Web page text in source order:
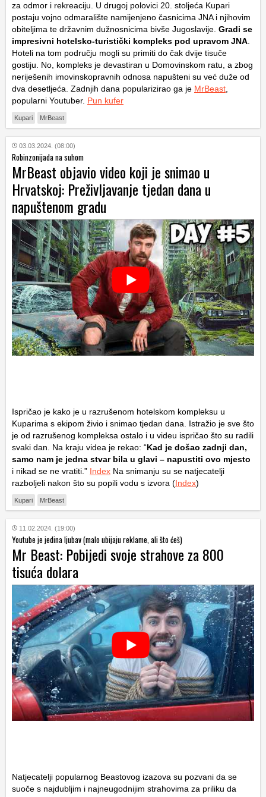
za odmor i rekreaciju. U drugoj polovici 20. stoljeća Kupari
postaju vojno odmaralište namijenjeno časnicima JNA i njihovim
obiteljima te državnim dužnosnicima bivše Jugoslavije. Gradi se
impresivni hotelsko-turistički kompleks pod upravom JNA
Hoteli na tom području mogli su primiti do čak dvije tisuče
gostiju. No, kompleks je devastiran u Domovinskom ratu, a zbog
neriješenih imovinskopravnih odnosa napušteni su već duže od
dva desetljeća. Zadnjih dana popularizirao ga je MrBeast
popularni Youtuber. Pun kufer
Kupari MrBeast
03.03.2024. (08:00)
Robinzonijada na suhom
MrBeast objavio video koji je snimao u
Hrvatskoj: Preživljavanje tjedan dana u
napuštenom gradu
Ispričao je kako je u razrušenom hotelskom kompleksu u
Kuparima s ekipom živio i snimao tjedan dana. Istražio je sve što
je od razrušenog kompleksa ostalo i u videu ispričao što su radili
svaki dan. Na kraju videa je rekao: “Kad je došao zadnji dan,
samo nam je jedna stvar bila u glavi – napustiti ovo mjesto
i nikad se ne vratiti.” Index Na snimanju su se natjecatelji
razboljeli nakon što su popili vodu s izvora (Index)
Kupari MrBeast
11.02.2024. (19:00)
Youtube je jedina ljubav (malo ubijaju reklame, ali što ćeš)
Mr Beast: Pobijedi svoje strahove za 800
tisuća dolara
Natjecatelji popularnog Beastovog izazova su pozvani da se
suoče s najdubljim i najneugodnijim strahovima za priliku da